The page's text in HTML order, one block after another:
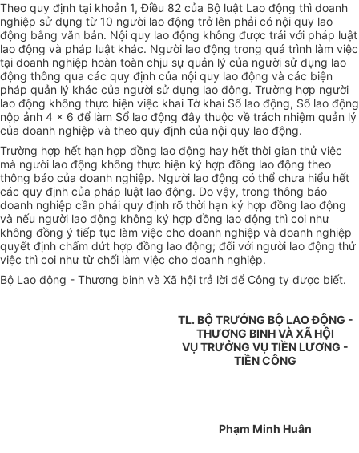
Theo quy định tại khoản 1, Điều 82 của Bộ luật Lao động thì doanh
nghiệp sử dụng từ 10 người lao động trở lên phải có nội quy lao
động bằng văn bản. Nội quy lao động không được trái với pháp luật
lao động và pháp luật khác. Người lao động trong quá trình làm việc
tại doanh nghiệp hoàn toàn chịu sự quản lý của người sử dụng lao
động thông qua các quy định của nội quy lao động và các biện
pháp quản lý khác của người sử dụng lao động. Trường hợp người
lao động không thực hiện việc khai Tờ khai Sổ lao động, Sổ lao động
nộp ảnh 4 x 6 để làm Sổ lao động đây thuộc về trách nhiệm quản lý
của doanh nghiệp và theo quy định của nội quy lao động.
Trường hợp hết hạn hợp đồng lao động hay hết thời gian thử việc
mà người lao động không thực hiện ký hợp đồng lao động theo
thông báo của doanh nghiệp. Người lao động có thể chưa hiểu hết
các quy định của pháp luật lao động. Do vậy, trong thông báo
doanh nghiệp cần phải quy định rõ thời hạn ký hợp đồng lao động
và nếu người lao động không ký hợp đồng lao động thì coi như
không đồng ý tiếp tục làm việc cho doanh nghiệp và doanh nghiệp
quyết định chấm dứt hợp đồng lao động; đối với người lao động thử
việc thì coi như từ chối làm việc cho doanh nghiệp.
Bộ Lao động - Thương binh và Xã hội trả lời để Công ty được biết.
TL. BỘ TRƯỞNG BỘ LAO ĐỘNG -
THƯƠNG BINH VÀ XÃ HỘI
VỤ TRƯỞNG VỤ TIỀN LƯƠNG -
TIỀN CÔNG
Phạm Minh Huân